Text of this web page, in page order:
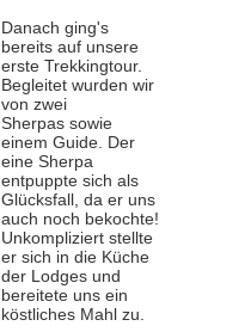
Danach ging's
bereits auf unsere
erste Trekkingtour.
Begleitet wurden wir
von zwei
Sherpas sowie
einem Guide. Der
eine Sherpa
entpuppte sich als
Glücksfall, da er uns
auch noch bekochte!
Unkompliziert stellte
er sich in die Küche
der Lodges und
bereitete uns ein
köstliches Mahl zu.